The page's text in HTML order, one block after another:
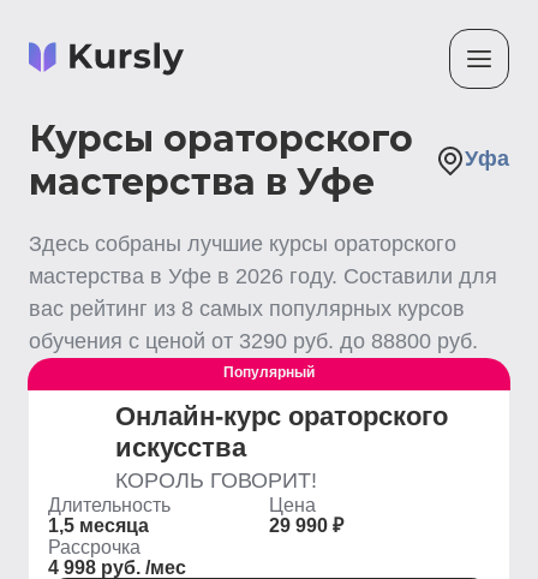
Курсы ораторского
мастерства в Уфе
Уфа
Здесь собраны лучшие курсы ораторского
мастерства в Уфе в 2026 году. Составили для
вас рейтинг из 8 самых популярных курсов
обучения с ценой от 3290 руб. до 88800 руб.
Популярный
Онлайн-курс ораторского
искусства
КОРОЛЬ ГОВОРИТ!
Длительность
1,5 месяца
Цена
29 990 ₽
Рассрочка
4 998 руб. /мес